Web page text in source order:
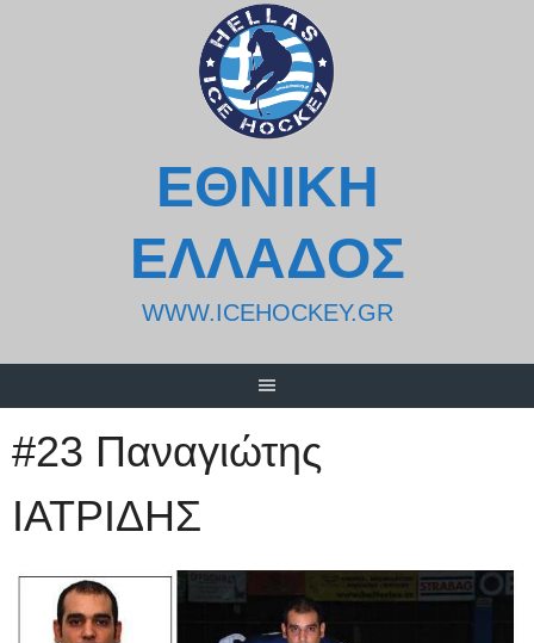
ΕΘΝΙΚΗ
ΕΛΛΑΔΟΣ
WWW.ICEHOCKEY.GR
#23 Παναγιώτης
ΙΑΤΡΙΔΗΣ